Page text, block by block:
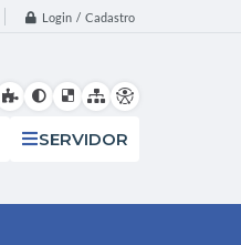
Login / Cadastro
SERVIDOR